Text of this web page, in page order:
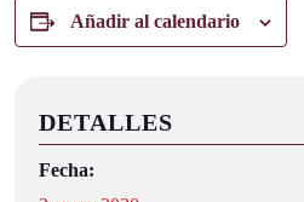
Añadir al calendario
DETALLES
Fecha: